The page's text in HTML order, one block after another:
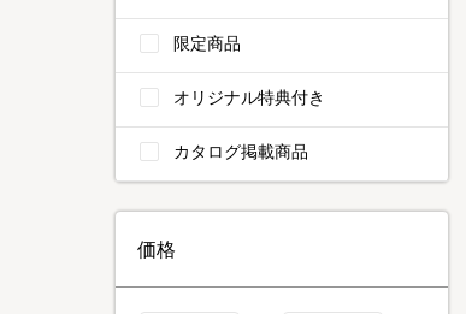
限定商品
オリジナル特典付き
カタログ掲載商品
価格